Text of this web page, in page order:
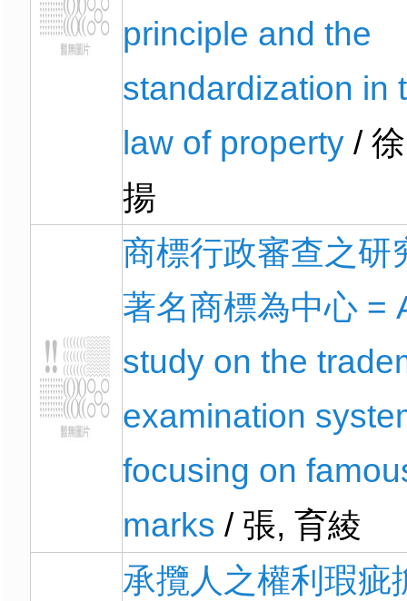
principle and the
standardization in
law of property /
揚
商標行政審查之研
著名商標為中心 =
study on the
examination
focusing on
marks / 張, 育綾
承攬人之權利瑕疵